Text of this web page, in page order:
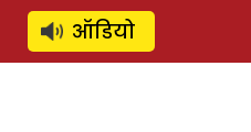
SUBSCRIBE
ऑडियो